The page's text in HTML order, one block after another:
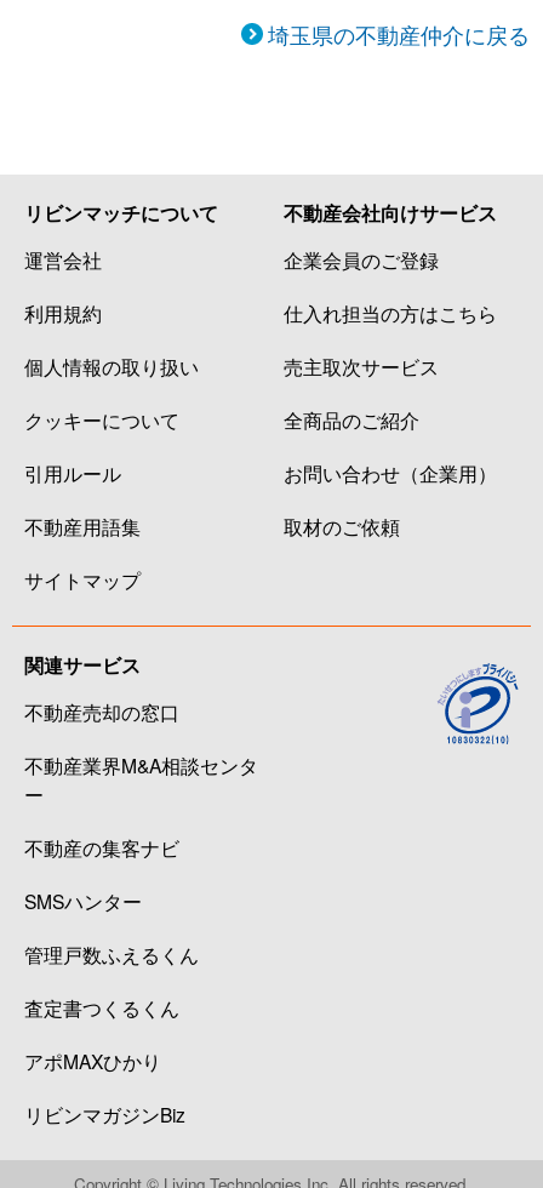
埼玉県の不動産仲介に戻る
リビンマッチについて
運営会社
利用規約
個人情報の取り扱い
クッキーについて
引用ルール
不動産用語集
サイトマップ
不動産会社向けサービス
企業会員のご登録
仕入れ担当の方はこちら
売主取次サービス
全商品のご紹介
お問い合わせ（企業用）
取材のご依頼
関連サービス
不動産売却の窓口
不動産業界M&A相談センタ
ー
不動産の集客ナビ
SMSハンター
管理戸数ふえるくん
査定書つくるくん
アポMAXひかり
リビンマガジンBiz